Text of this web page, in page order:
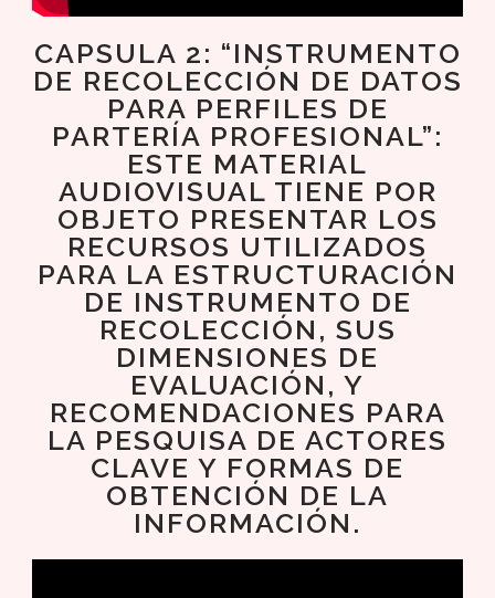
CAPSULA 2: “INSTRUMENTO
DE RECOLECCIÓN DE DATOS
PARA PERFILES DE
PARTERÍA PROFESIONAL”:
ESTE MATERIAL
AUDIOVISUAL TIENE POR
OBJETO PRESENTAR LOS
RECURSOS UTILIZADOS
PARA LA ESTRUCTURACIÓN
DE INSTRUMENTO DE
RECOLECCIÓN, SUS
DIMENSIONES DE
EVALUACIÓN, Y
RECOMENDACIONES PARA
LA PESQUISA DE ACTORES
CLAVE Y FORMAS DE
OBTENCIÓN DE LA
INFORMACIÓN.